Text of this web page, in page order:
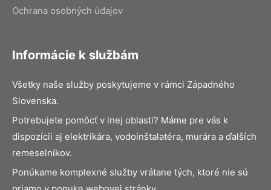
Ochrana osobných údajov
Informácie k službám
Všetky naše služby poskytujeme v rámci Západného
Slovenska.
Potrebujete pomôcť v inej oblasti? Máme pre vás k
dispozícii aj elektrikára, vodoinštalatéra, murára a ďalších
remeselníkov.
Ponúkame komplexné služby vrátane tých, ktoré nie sú